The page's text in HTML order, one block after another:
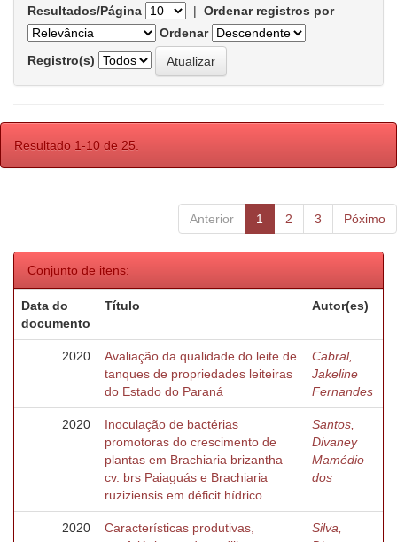
Resultados/Página | Ordenar registros por
Ordenar
Registro(s)
Resultado 1-10 de 25.
Anterior 1 2 3 Póximo
Conjunto de itens:
Data do
documento
Título Autor(es)
2020
Avaliação da qualidade do leite de
tanques de propriedades leiteiras
do Estado do Paraná
Cabral,
Jakeline
Fernandes
2020
Inoculação de bactérias
promotoras do crescimento de
plantas em Brachiaria brizantha
cv. brs Paiaguás e Brachiaria
ruziziensis em déficit hídrico
Santos,
Divaney
Mamédio
dos
2020
Características produtivas,
Silva,